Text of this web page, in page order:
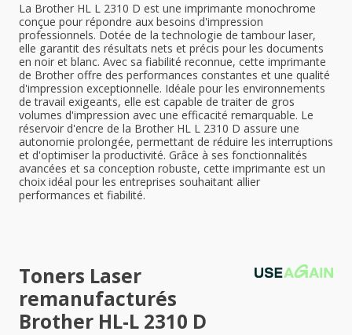
La Brother HL L 2310 D est une imprimante monochrome
conçue pour répondre aux besoins d'impression
professionnels. Dotée de la technologie de tambour laser,
elle garantit des résultats nets et précis pour les documents
en noir et blanc. Avec sa fiabilité reconnue, cette imprimante
de Brother offre des performances constantes et une qualité
d'impression exceptionnelle. Idéale pour les environnements
de travail exigeants, elle est capable de traiter de gros
volumes d'impression avec une efficacité remarquable. Le
réservoir d'encre de la Brother HL L 2310 D assure une
autonomie prolongée, permettant de réduire les interruptions
et d'optimiser la productivité. Grâce à ses fonctionnalités
avancées et sa conception robuste, cette imprimante est un
choix idéal pour les entreprises souhaitant allier
performances et fiabilité.
Toners Laser
remanufacturés
Brother HL-L 2310 D